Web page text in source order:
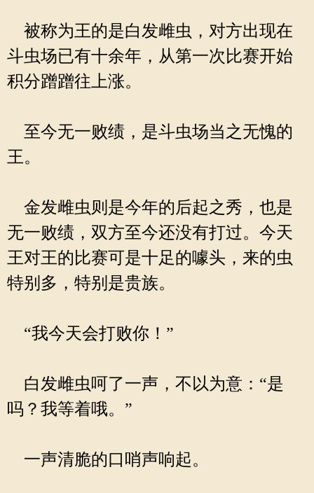
被称为王的是白发雌虫，对方出现在
斗虫场已有十余年，从第一次比赛开始
积分蹭蹭往上涨。
至今无一败绩，是斗虫场当之无愧的
王。
金发雌虫则是今年的后起之秀，也是
无一败绩，双方至今还没有打过。今天
王对王的比赛可是十足的噱头，来的虫
特别多，特别是贵族。
“我今天会打败你！”
白发雌虫呵了一声，不以为意：“是
吗？我等着哦。”
一声清脆的口哨声响起。